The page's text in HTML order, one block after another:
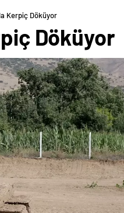
Kerpiç Döküyor
Döküyor